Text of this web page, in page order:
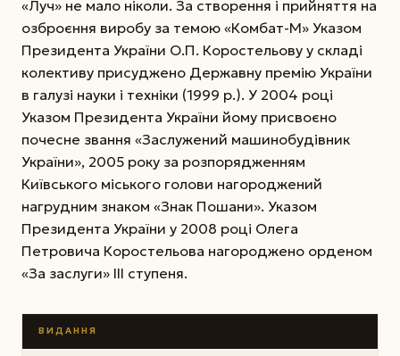
«Луч» не мало ніколи. За створення і прийняття на
озброєння виробу за темою «Комбат-М» Указом
Президента України О.П. Коростельову у складі
колективу присуджено Державну премію України
в галузі науки і техніки (1999 р.). У 2004 році
Указом Президента України йому присвоєно
почесне звання «Заслужений машинобудівник
України», 2005 року за розпорядженням
Київського міського голови нагороджений
нагрудним знаком «Знак Пошани». Указом
Президента України у 2008 році Олега
Петровича Коростельова нагороджено орденом
«За заслуги» ІІІ ступеня.
ВИДАННЯ